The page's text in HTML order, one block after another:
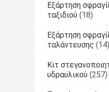
Εξάρτηση
ταξιδιού (18)
Εξάρτηση
ταλάντευσης (14)
Κιτ
υδραυλικού (257)